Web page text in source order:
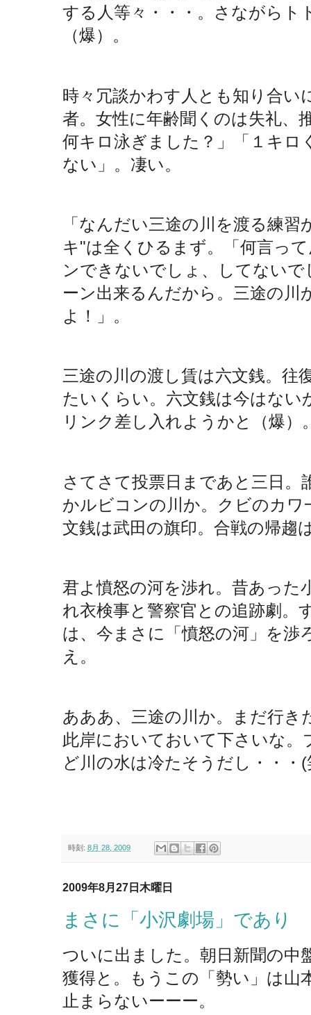
する人等々・・・。さながらト
（爆）。
時々冗談かわす人とも知り合い
者。女性に年齢聞くのは失礼、
何キロ泳ぎました？」「１キロ
ない」。凄い。
「なんだい三途の川を渡る練
キ"は全くひるまず。「何言っ
ンできないでしょ、してない
ーン出来るんだから。三途の川
よ！」。
三途の川の渡し賃は六文銭。往
たいくらい。六文銭は今はない
リンク差し入れようかと（爆）
さてさて投票日まであと三日。
かルビコンの川か。クビのカワ
文銭は武田の旗印。合戦の帰趨
君よ憤怒の河を渉れ。昔あった
れ衣検事と警察官との追跡劇。
は、今まさに「憤怒の河」を渉
え。
あああ、三途の川か。まだ行
此岸においておいて下さいな
ど川の水は冷たそうだし・・・(
時刻: 8月 28, 2009
2009年8月27日木曜日
まさに「小沢劇場」であり
ついに出ました。朝日新聞の中
獲得と。もうこの「勢い」は山
止まらないーーー。